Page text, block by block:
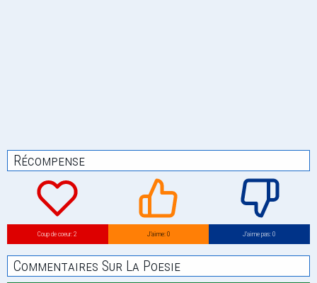
Récompense
Coup de coeur: 2 J’aime: 0 J’aime pas: 0
Commentaires Sur La Poesie